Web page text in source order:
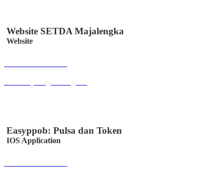
Website SETDA Majalengka
Website
Easyppob: Pulsa dan Token
IOS Application